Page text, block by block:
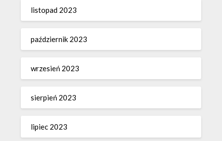
listopad 2023
październik 2023
wrzesień 2023
sierpień 2023
lipiec 2023